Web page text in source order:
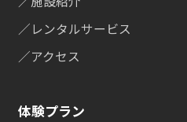
／レンタルサービス
／アクセス
体験プラン